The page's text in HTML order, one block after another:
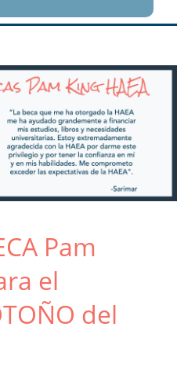
Pam
el
del